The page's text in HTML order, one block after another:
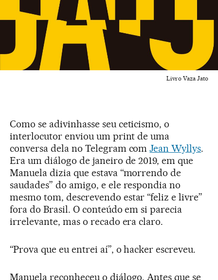
Livro Vaza Jato
Como se adivinhasse seu ceticismo, o
interlocutor enviou um print de uma
conversa dela no Telegram comJean Wyllys.
Era um diálogo de janeiro de 2019, em que
Manuela dizia que estava “morrendo de
saudades” do amigo, e ele respondia no
mesmo tom, descrevendo estar “feliz e livre”
fora do Brasil. O conteúdo em si parecia
irrelevante, mas o recado era claro.
“Prova que eu entrei aí”, o hacker escreveu.
Manuela reconheceu o diálogo. Antes que se